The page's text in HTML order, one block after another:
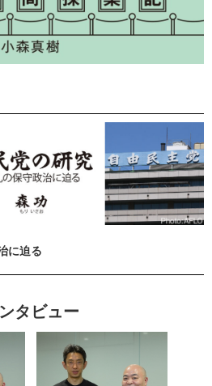
に迫る
タビュー